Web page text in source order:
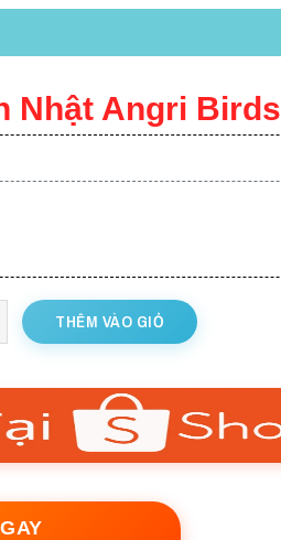
Nhật Angri Birds
THÊM VÀO GIỎ